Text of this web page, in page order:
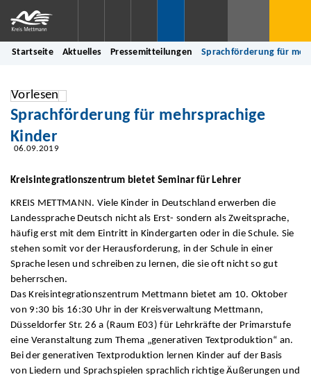
Startseite Aktuelles Pressemitteilungen Sprachförderung für
Vorlesen
Sprachförderung für mehrsprachige
Kinder
06.09.2019
Kreisintegrationszentrum bietet Seminar für Lehrer
KREIS METTMANN. Viele Kinder in Deutschland erwerben die
Landessprache Deutsch nicht als Erst- sondern als Zweitsprache,
häufig erst mit dem Eintritt in Kindergarten oder in die Schule. Sie
stehen somit vor der Herausforderung, in der Schule in einer
Sprache lesen und schreiben zu lernen, die sie oft nicht so gut
beherrschen.
Das Kreisintegrationszentrum Mettmann bietet am 10. Oktober
von 9:30 bis 16:30 Uhr in der Kreisverwaltung Mettmann,
Düsseldorfer Str. 26 a (Raum E03) für Lehrkräfte der Primarstufe
eine Veranstaltung zum Thema „generativen Textproduktion“ an.
Bei der generativen Textproduktion lernen Kinder auf der Basis
von Liedern und Sprachspielen sprachlich richtige Äußerungen und